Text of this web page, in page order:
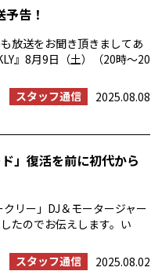
告！
放送をお聞き頂きましてあ
』8月9日（土）（20時〜20
スタッフ通信
2025.08.08
」復活を前に初代から
リー」DJ＆モータージャー
たのでお伝えします。い
スタッフ通信
2025.08.02